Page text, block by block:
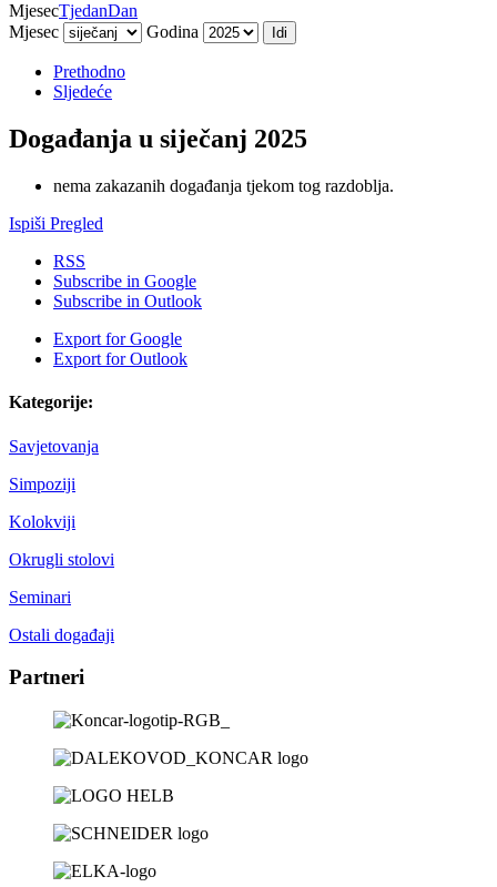
MjesecTjedanDan
Mjesec
Godina
Prethodno
Sljedeće
Događanja u siječanj 2025
nema zakazanih događanja tjekom tog razdoblja.
Ispiši Pregled
RSS
Subscribe in Google
Subscribe in Outlook
Export forGoogle
Export forOutlook
Kategorije:
Savjetovanja
Simpoziji
Kolokviji
Okrugli stolovi
Seminari
Ostali događaji
Partneri